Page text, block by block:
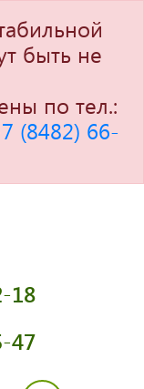
быть не
по тел.:
(8482) 66-
18
47